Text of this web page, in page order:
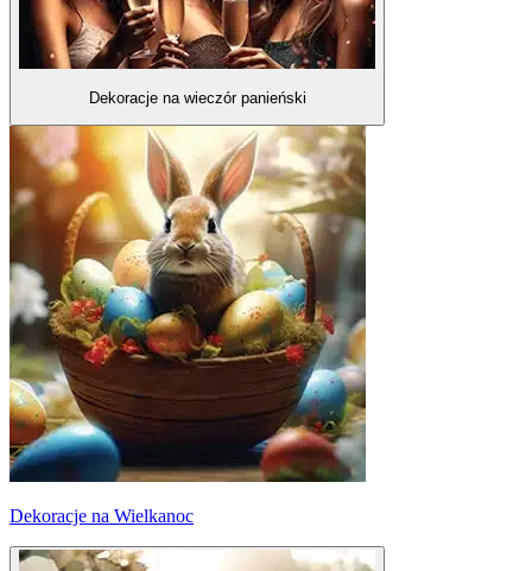
Dekoracje na wieczór panieński
Dekoracje na Wielkanoc